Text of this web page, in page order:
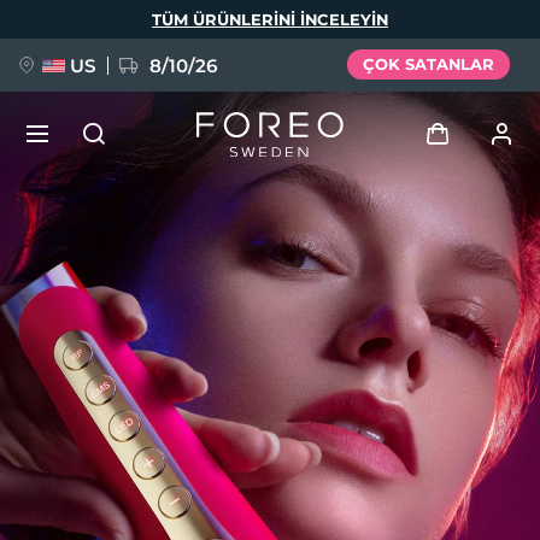
TÜM ÜRÜNLERINI INCELEYIN
US 8/10/26 ÇOK SATANLAR
Giriş
Kullanici profi̇li̇
Cihazlarım
Siparişlerim
Adresim
Aboneliklerim
YENİ
FAQ™ Pure Beauty-Tech Elixir
BREAKING NEWS
issa™ Teeth Whitening Set
Dil Seçimi
English Deutsch
Español
Français
Italiano
Português
Polski
Svenska
Русский
Türkçe
简体中文 繁體中文